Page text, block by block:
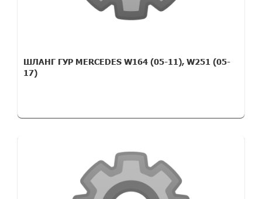
ШЛАНГ ГУР MERCEDES W164 (05-11), W251 (05-
17)